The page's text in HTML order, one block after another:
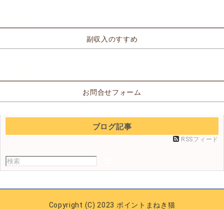
副収入のすすめ
お問合せフォーム
ブログ記事
RSSフィード
Copyright (C) 2023 ポイントまねき猫